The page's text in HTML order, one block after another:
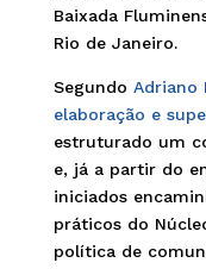
Baixada
Rio de Janeiro.
Segundo Adriano
elaboração e
estruturado um
e, já a partir do
iniciados
práticos do
política de